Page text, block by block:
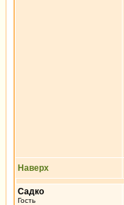
Наверх
Садко
Гость